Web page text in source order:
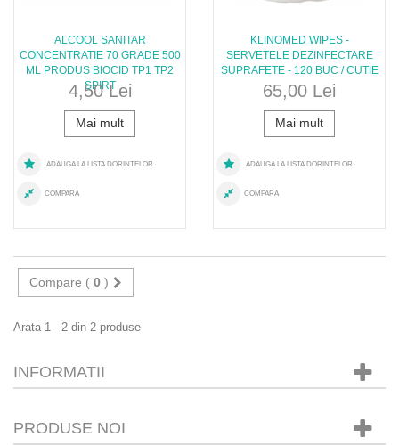
ALCOOL SANITAR
CONCENTRATIE 70 GRADE 500
ML PRODUS BIOCID TP1 TP2
SPIRT
4,50 Lei
Mai mult
ADAUGA LA LISTA DORINTELOR
COMPARA
KLINOMED WIPES -
SERVETELE DEZINFECTARE
SUPRAFETE - 120 BUC / CUTIE
65,00 Lei
Mai mult
ADAUGA LA LISTA DORINTELOR
COMPARA
Compare ( 0 )
Arata 1 - 2 din 2 produse
INFORMATII
PRODUSE NOI